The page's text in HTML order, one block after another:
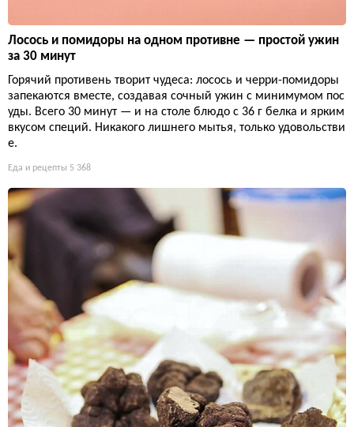
Лосось и помидоры на одном противне — простой ужин
за 30 минут
Горячий противень творит чудеса: лосось и черри-помидоры
запекаются вместе, создавая сочный ужин с минимумом пос
уды. Всего 30 минут — и на столе блюдо с 36 г белка и ярким
вкусом специй. Никакого лишнего мытья, только удовольстви
е.
Еда и рецепты 5 368